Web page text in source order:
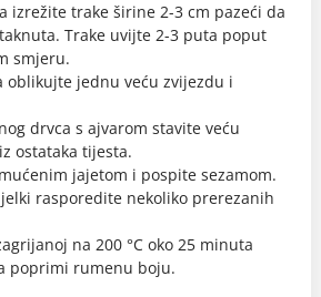
izrežite trake širine 2-3 cm pazeći da
Trake uvijte 2-3 puta poput
smjeru.
oblikujte jednu veću zvijezdu i
drvca s ajvarom stavite veću
ostataka tijesta.
jajetom i pospite sezamom.
rasporedite nekoliko prerezanih
na 200 °C oko 25 minuta
poprimi rumenu boju.